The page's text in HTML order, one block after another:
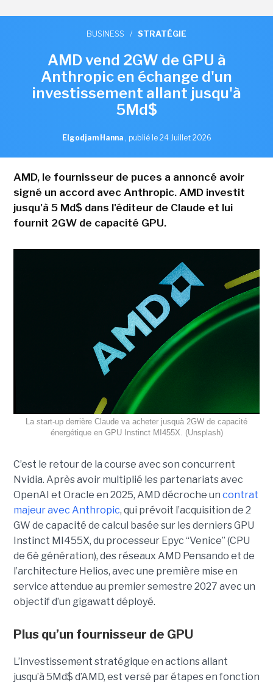
BUSINESS / STRATÉGIE
AMD vend 2GW de GPU à
Anthropic en échange d'un
investissement allant jusqu'à
5Md$
Elgodjam Hanna , publié le 24 Juillet 2026
AMD, le fournisseur de puces a annoncé avoir
signé un accord avec Anthropic. AMD investit
jusqu'à 5 Md$ dans l'éditeur de Claude et lui
fournit 2GW de capacité GPU.
La start-up derrière Claude va acheter jusquà 2GW de capacité
énergétique en GPU Instinct MI455X. (Unsplash)
C’est le retour de la course avec son concurrent
Nvidia. Après avoir multiplié les partenariats avec
OpenAI et Oracle en 2025, AMD décroche un contrat
majeur avec Anthropic, qui prévoit l’acquisition de 2
GW de capacité de calcul basée sur les derniers GPU
Instinct MI455X, du processeur Epyc “Venice” (CPU
de 6è génération), des réseaux AMD Pensando et de
l’architecture Helios, avec une première mise en
service attendue au premier semestre 2027 avec un
objectif d’un gigawatt déployé.
Plus qu’un fournisseur de GPU
L’investissement stratégique en actions allant
jusqu’à 5Md$ d’AMD, est versé par étapes en fonction